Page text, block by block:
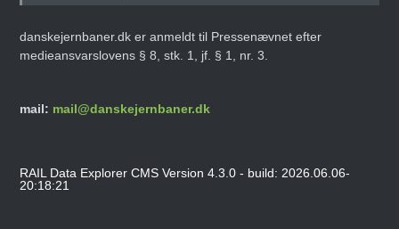
danskejernbaner.dk er anmeldt til Pressenævnet efter
medieansvarslovens § 8, stk. 1, jf. § 1, nr. 3.
mail: mail@danskejernbaner.dk
RAIL Data Explorer CMS Version 4.3.0 - build: 2026.06.06-
20:18:21